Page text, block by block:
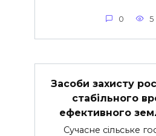
0 5
Засоби захисту
стабільного
ефективного
Сучасне сільське